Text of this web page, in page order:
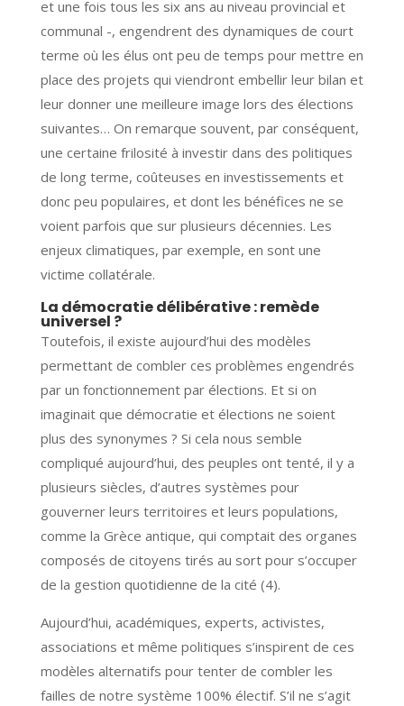
et une fois tous les six ans au niveau provincial et
communal -, engendrent des dynamiques de court
terme où les élus ont peu de temps pour mettre en
place des projets qui viendront embellir leur bilan et
leur donner une meilleure image lors des élections
suivantes… On remarque souvent, par conséquent,
une certaine frilosité à investir dans des politiques
de long terme, coûteuses en investissements et
donc peu populaires, et dont les bénéfices ne se
voient parfois que sur plusieurs décennies. Les
enjeux climatiques, par exemple, en sont une
victime collatérale.
La démocratie délibérative : remède
universel ?
Toutefois, il existe aujourd’hui des modèles
permettant de combler ces problèmes engendrés
par un fonctionnement par élections. Et si on
imaginait que démocratie et élections ne soient
plus des synonymes ? Si cela nous semble
compliqué aujourd’hui, des peuples ont tenté, il y a
plusieurs siècles, d’autres systèmes pour
gouverner leurs territoires et leurs populations,
comme la Grèce antique, qui comptait des organes
composés de citoyens tirés au sort pour s’occuper
de la gestion quotidienne de la cité (4).
Aujourd’hui, académiques, experts, activistes,
associations et même politiques s’inspirent de ces
modèles alternatifs pour tenter de combler les
failles de notre système 100% électif. S’il ne s’agit